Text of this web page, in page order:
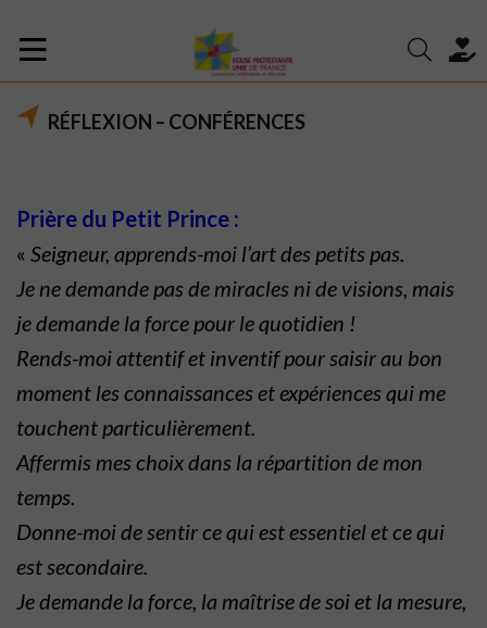
RÉFLEXION – CONFÉRENCES
Prière du Petit Prince :
« Seigneur, apprends-moi l’art des petits pas.
Je ne demande pas de miracles ni de visions, mais
je demande la force pour le quotidien !
Rends-moi attentif et inventif pour saisir au bon
moment les connaissances et expériences qui me
touchent particulièrement.
Affermis mes choix dans la répartition de mon
temps.
Donne-moi de sentir ce qui est essentiel et ce qui
est secondaire.
Je demande la force, la maîtrise de soi et la mesure,